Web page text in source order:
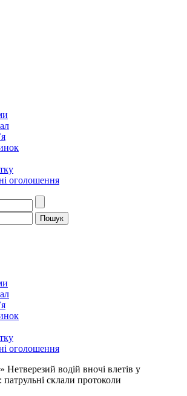
оголошення
оголошення
» Нетверезий водій вночі влетів у
склали протоколи